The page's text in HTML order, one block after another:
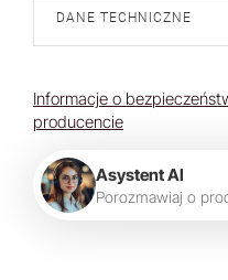
DANE TECHNICZNE
Informacje o
producencie
Asystent AI
Porozmawiaj o pro